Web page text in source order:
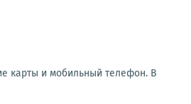
карты и мобильный телефон. В